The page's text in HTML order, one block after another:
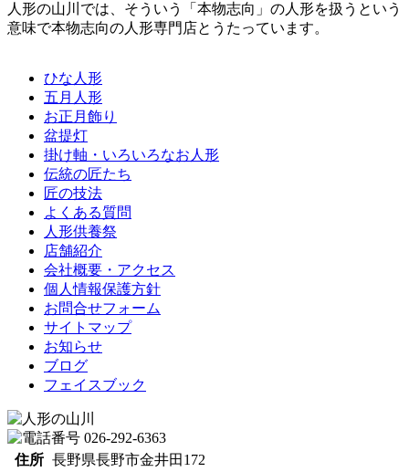
人形の山川では、そういう
「本物志向」の人形を扱うという
意味で本物志向の人形専門店とうたっています。
ひな人形
五月人形
お正月飾り
盆提灯
掛け軸・いろいろなお人形
伝統の匠たち
匠の技法
よくある質問
人形供養祭
店舗紹介
会社概要・アクセス
個人情報保護方針
お問合せフォーム
サイトマップ
お知らせ
ブログ
フェイスブック
住所 長野県長野市金井田172